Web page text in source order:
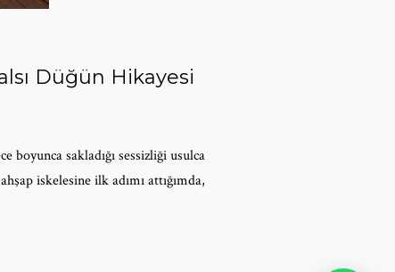
Düğün Hikayesi
boyunca sakladığı sessizliği usulca
iskelesine ilk adımı attığımda,